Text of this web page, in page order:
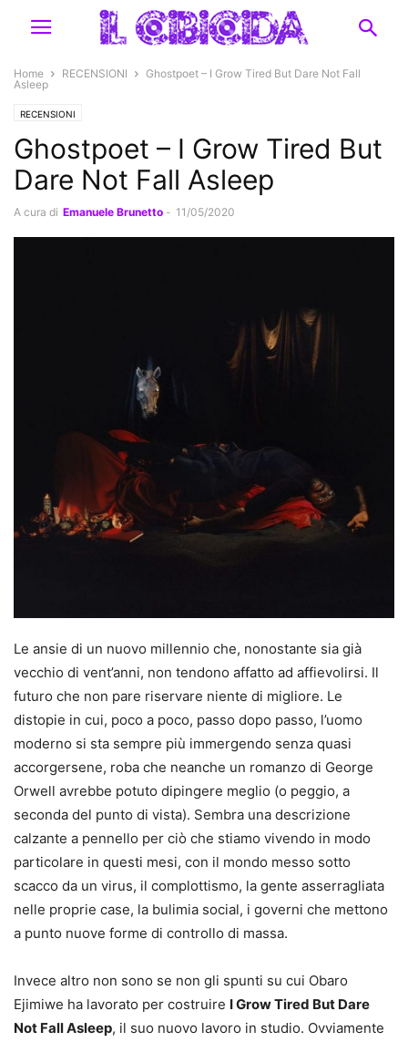
Home RECENSIONI
Ghostpoet – I Grow Tired But Dare Not Fall
Asleep
RECENSIONI
Ghostpoet – I Grow Tired But
Dare Not Fall Asleep
A cura di Emanuele Brunetto - 11/05/2020
Le ansie di un nuovo millennio che, nonostante sia già
vecchio di vent’anni, non tendono affatto ad affievolirsi. Il
futuro che non pare riservare niente di migliore. Le
distopie in cui, poco a poco, passo dopo passo, l’uomo
moderno si sta sempre più immergendo senza quasi
accorgersene, roba che neanche un romanzo di George
Orwell avrebbe potuto dipingere meglio (o peggio, a
seconda del punto di vista). Sembra una descrizione
calzante a pennello per ciò che stiamo vivendo in modo
particolare in questi mesi, con il mondo messo sotto
scacco da un virus, il complottismo, la gente asserragliata
nelle proprie case, la bulimia social, i governi che mettono
a punto nuove forme di controllo di massa.
Invece altro non sono se non gli spunti su cui Obaro
Ejimiwe ha lavorato per costruire I Grow Tired But Dare
Not Fall Asleep, il suo nuovo lavoro in studio. Ovviamente